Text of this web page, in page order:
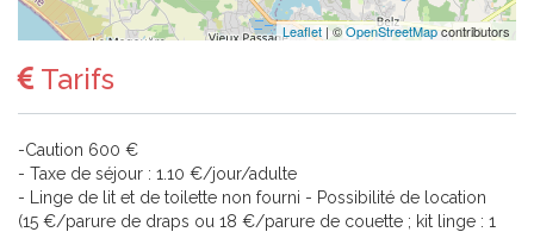
Leaflet| ©OpenStreetMapcontributors
Tarifs
-Caution 600 €
- Taxe de séjour : 1.10 €/jour/adulte
- Linge de lit et de toilette non fourni - Possibilité de location
(15 €/parure de draps ou 18 €/parure de couette ; kit linge : 1